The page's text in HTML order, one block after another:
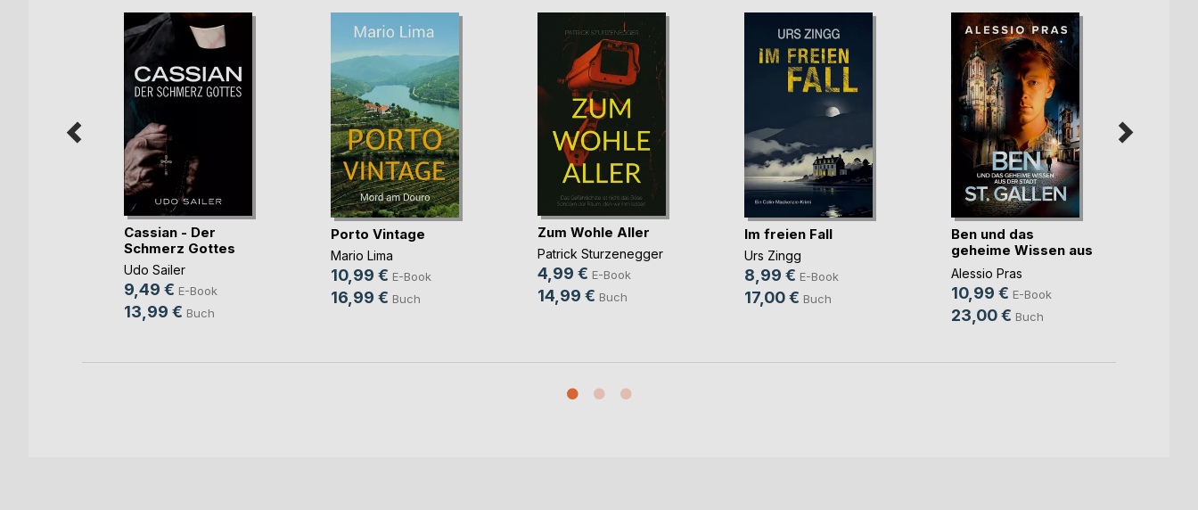
Cassian - Der
Schmerz Gottes
Udo Sailer
9,49 € E-Book
13,99 € Buch
Porto Vintage
Mario Lima
10,99 € E-Book
16,99 € Buch
Zum Wohle Aller
Patrick Sturzenegger
4,99 € E-Book
14,99 € Buch
Im freien Fall
Urs Zingg
8,99 € E-Book
17,00 € Buch
Ben und das
geheime Wissen aus
der(...)
Alessio Pras
10,99 € E-Book
23,00 € Buch